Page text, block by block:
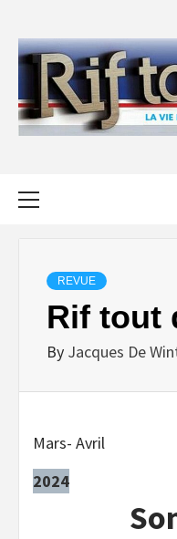
content
REVUE
Rif tout
By Jacques De
Mars- Avril
2024